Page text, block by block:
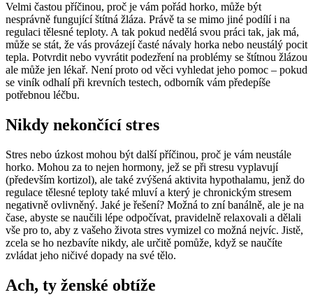
Velmi častou příčinou, proč je vám pořád horko, může být
nesprávně fungující štítná žláza. Právě ta se mimo jiné podílí i na
regulaci tělesné teploty. A tak pokud nedělá svou práci tak, jak má,
může se stát, že vás provázejí časté návaly horka nebo neustálý pocit
tepla. Potvrdit nebo vyvrátit podezření na problémy se štítnou žlázou
ale může jen lékař. Není proto od věci vyhledat jeho pomoc – pokud
se viník odhalí při krevních testech, odborník vám předepíše
potřebnou léčbu.
Nikdy nekončící stres
Stres nebo úzkost mohou být další příčinou, proč je vám neustále
horko. Mohou za to nejen hormony, jež se při stresu vyplavují
(především kortizol), ale také zvýšená aktivita hypothalamu, jenž do
regulace tělesné teploty také mluví a který je chronickým stresem
negativně ovlivněný. Jaké je řešení? Možná to zní banálně, ale je na
čase, abyste se naučili lépe odpočívat, pravidelně relaxovali a dělali
vše pro to, aby z vašeho života stres vymizel co možná nejvíc. Jistě,
zcela se ho nezbavíte nikdy, ale určitě pomůže, když se naučíte
zvládat jeho ničivé dopady na své tělo.
Ach, ty ženské obtíže